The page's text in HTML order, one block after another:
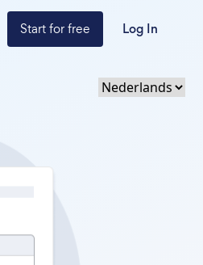
Start for free Log In